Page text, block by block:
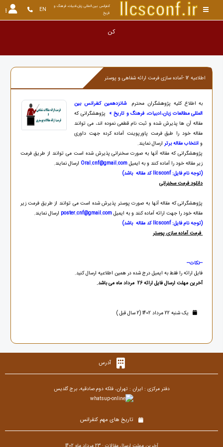
تاریخ
EN
اطلاعیه 12 -آماده سازی فرمت ارائه شفاهی و پوستر
به اطلاع کلیه پژوهشگران محترمشانزدهمین کنفرانس بین
المللی مطالعات زبان،ادبیات، فرهنگ و تاریخ » پژوهشگرانی که
مقاله آن ها پذیرش شده و ثبت نام قطعی نموده اند، می توانند
مقاله خود را طبق فرمت پاورپوینت آماده کرده جهت داوری
و انتخاب مقاله برترارسال نمایند.
پژوهشگرانی که مقاله آنها به صورت سخنرانی پذیرش شده است می توانند از طریق فرمت
زیر مقاله خود را آماده کنند و به ایمیل Oral.cnf@gmail.com ارسال نمایند.
(توجه نام فایل: llcsconf کد مقاله باشد)
دانلود فرمت سخنرانی
پژوهشگرانی که مقاله آنها به صورت پوستر پذیرش شده است می توانند از طریق فرمت زیر
مقاله خود را جهت ارائه آماده کنند و به ایمیل poster.cnf@gmail.com ارسال نمایند.
(توجه نام فایل: llcsconf کد مقاله باشد)
فرمت آماده سازی پوستر
--نکات--
فایل ارائه را فقط به ایمیل درج شده در همین اطلاعیه ارسال کنید.
آخرین مهلت ارسال فایل ارائه 26 مرداد ماه می باشد.
یک شنبه 22 مرداد 1402 (2 سال قبل )
آدرس
دفتر مرکزی : ایران : تهران، فلکه دوم صادقیه، برج گلدیس
تاریخ های مهم کنفرانس